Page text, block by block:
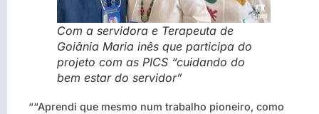
Com a servidora e Terapeuta de
Goiânia Maria inês que participa do
projeto com as PICS “cuidando do
bem estar do servidor”
““Aprendi que mesmo num trabalho pioneiro, como